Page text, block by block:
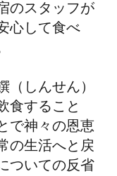
のスタッフが
心して食べ
（しんせん）
食すること
で神々の恩恵
の生活へと戻
ついての反省